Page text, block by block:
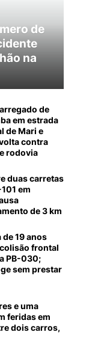
de
na
de
em estrada
de Mari e
contra
rodovia
duas carretas
em
de 3 km
19 anos
frontal
PB-030;
sem prestar
e uma
feridas em
dois carros,